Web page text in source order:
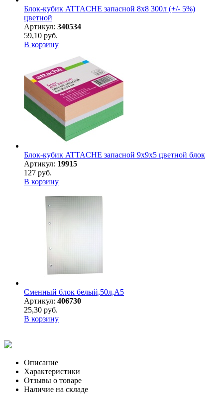
Блок-кубик ATTACHE запасной 8х8 300л (+/- 5%)
цветной
Артикул: 340534
59,10 руб.
В корзину
Блок-кубик ATTACHE запасной 9х9х5 цветной блок
Артикул: 19915
127 руб.
В корзину
Сменный блок белый,50л,А5
Артикул: 406730
25,30 руб.
В корзину
Описание
Характеристики
Отзывы о товаре
Наличие на складе